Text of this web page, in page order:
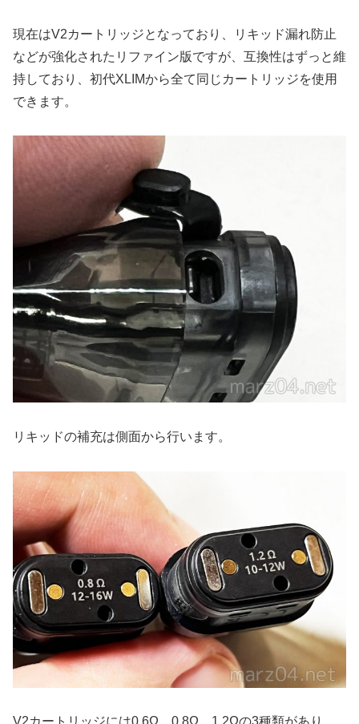
現在はV2カートリッジとなっており、リキッド漏れ防止
などが強化されたリファイン版ですが、互換性はずっと維
持しており、初代XLIMから全て同じカートリッジを使用
できます。
リキッドの補充は側面から行います。